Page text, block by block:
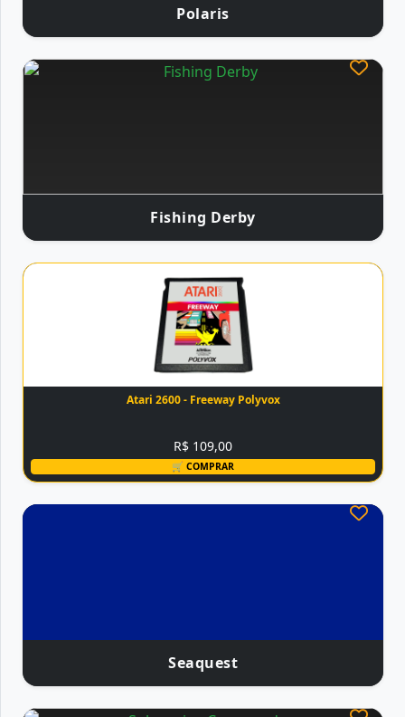
Polaris
Fishing Derby
Atari 2600 - Freeway Polyvox
R$ 109,00
🛒 COMPRAR
Seaquest